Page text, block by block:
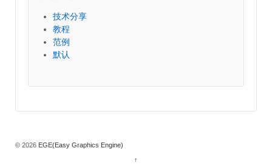
技术分享
教程
范例
默认
© 2026 EGE(Easy Graphics Engine)
↑